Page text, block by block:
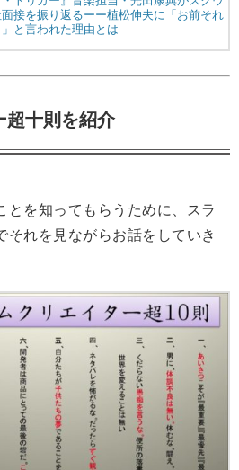
超十則を紹介
を知ってもらうために、スラ
それを見ながらお話をしていき